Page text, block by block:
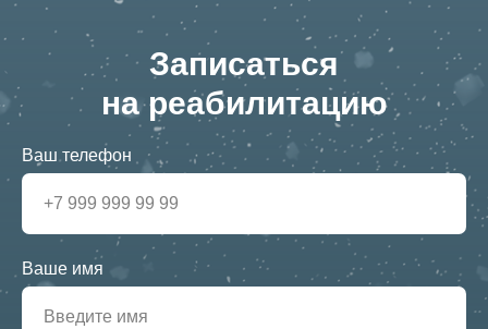
Записаться
на реабилитацию
Ваш телефон
Ваше имя